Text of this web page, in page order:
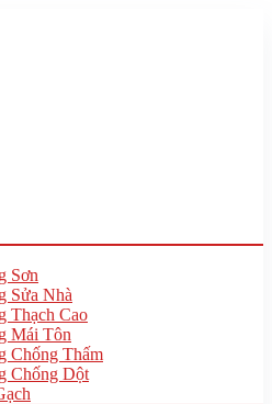
Sơn
Sửa Nhà
Thạch Cao
Mái Tôn
Chống Thấm
Chống Dột